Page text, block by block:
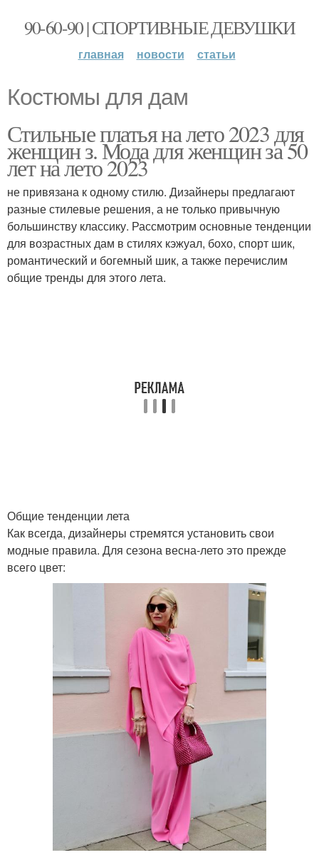
90-60-90 | СПОРТИВНЫЕ ДЕВУШКИ
главная новости статьи
Костюмы для дам
Стильные платья на лето 2023 для
женщин з. Мода для женщин за 50
лет на лето 2023
не привязана к одному стилю. Дизайнеры предлагают
разные стилевые решения, а не только привычную
большинству классику. Рассмотрим основные тенденции
для возрастных дам в стилях кэжуал, бохо, спорт шик,
романтический и богемный шик, а также перечислим
общие тренды для этого лета.
Общие тенденции лета
Как всегда, дизайнеры стремятся установить свои
модные правила. Для сезона весна-лето это прежде
всего цвет: